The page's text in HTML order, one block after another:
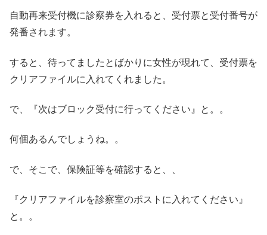
自動再来受付機に診察券を入れると、受付票と受付番号が
発番されます。
すると、待ってましたとばかりに女性が現れて、受付票を
クリアファイルに入れてくれました。
で、『次はブロック受付に行ってください』と。。
何個あるんでしょうね。。
で、そこで、保険証等を確認すると、、
『クリアファイルを診察室のポストに入れてください』
と。。